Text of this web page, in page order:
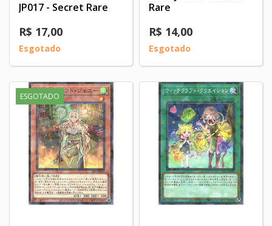
JP017 - Secret Rare
R$ 17,00
Esgotado
Rare
R$ 14,00
Esgotado
ESGOTADO